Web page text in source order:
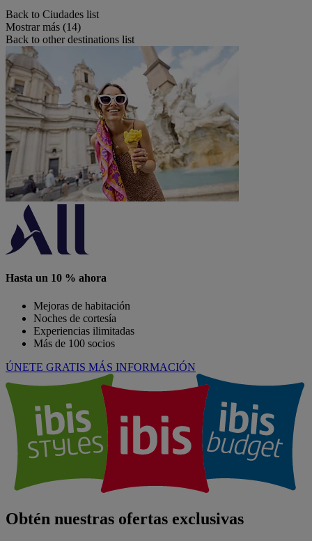
Back to Ciudades list
Mostrar más (14)
Back to other destinations list
Hasta un 10 % ahora
Mejoras de habitación
Noches de cortesía
Experiencias ilimitadas
Más de 100 socios
ÚNETE GRATIS MÁS INFORMACIÓN
Obtén nuestras ofertas exclusivas